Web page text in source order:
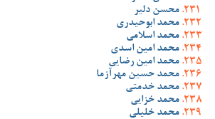
محسن دلیر
محمد ابوحیدری
محمد اسلامی
محمد امین اسدی
محمد امین رضایی
محمد حسین مهرآزما
محمد خدمتی
محمد خزایی
محمد خلیلی